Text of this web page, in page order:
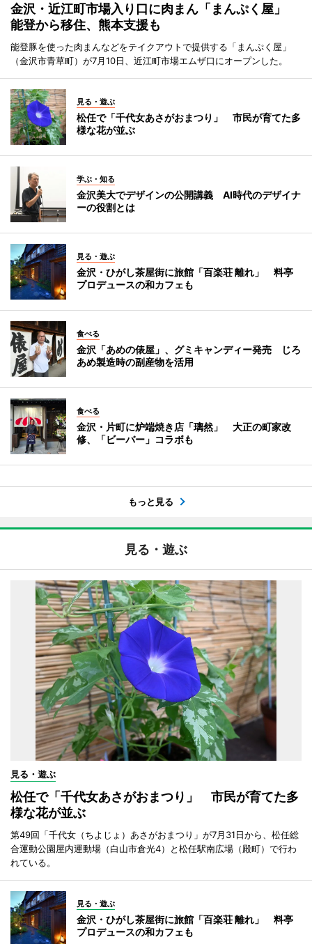
金沢・近江町市場入り口に肉まん「まんぷく屋」
能登から移住、熊本支援も
能登豚を使った肉まんなどをテイクアウトで提供する「まんぷく屋」
（金沢市青草町）が7月10日、近江町市場エムザ口にオープンした。
見る・遊ぶ
松任で「千代女あさがおまつり」 市民が育てた多
様な花が並ぶ
学ぶ・知る
金沢美大でデザインの公開講義 AI時代のデザイナ
ーの役割とは
見る・遊ぶ
金沢・ひがし茶屋街に旅館「百楽荘 離れ」 料亭
プロデュースの和カフェも
食べる
金沢「あめの俵屋」、グミキャンディー発売 じろ
あめ製造時の副産物を活用
食べる
金沢・片町に炉端焼き店「璃然」 大正の町家改
修、「ビーバー」コラボも
もっと見る
見る・遊ぶ
見る・遊ぶ
松任で「千代女あさがおまつり」 市民が育てた多
様な花が並ぶ
第49回「千代女（ちよじょ）あさがおまつり」が7月31日から、松任総
合運動公園屋内運動場（白山市倉光4）と松任駅南広場（殿町）で行わ
れている。
見る・遊ぶ
金沢・ひがし茶屋街に旅館「百楽荘 離れ」 料亭
プロデュースの和カフェも